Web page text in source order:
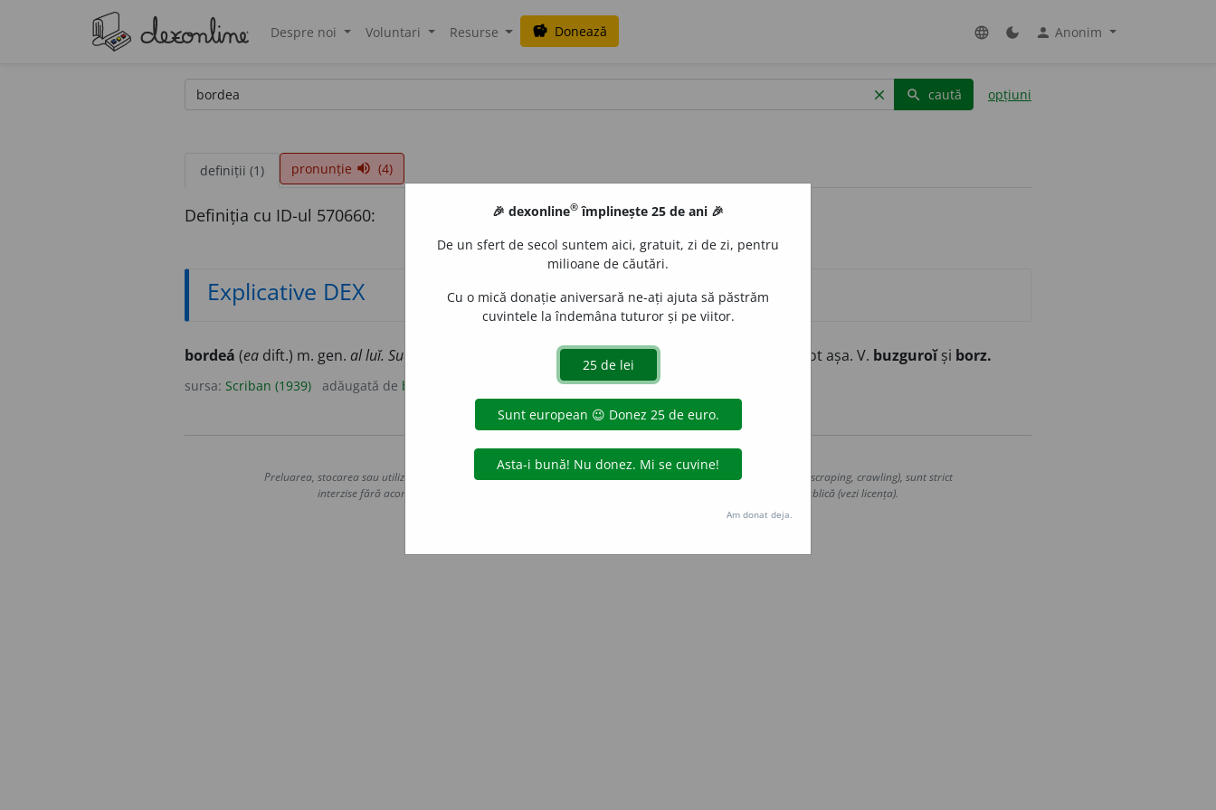
Despre noi Voluntari Resurse savings Donează language dark_mode person Anonim
clear search caută opțiuni
definiții (1) pronunție volume_up (4)
Definiția cu ID-ul 570660:
Explicative DEX
bordeá (ea dift.) m. gen. al luĭ. Sud. Monstru fabulos de speriat copiiĭ. În R.S. și pl. tot așa. V. buzguroĭși borz.
sursa: Scriban (1939) adăugată de blaurb.
Copyright © 2004-2026 dexonline (https://dexonline.ro)
Preluarea, stocarea sau utilizarea datelor de pe acest site, inclusiv prin orice metode de extragere automată (web scraping, crawling), sunt strict
interzise fără acordul nostru prealabil scris, cu excepția seturilor de date oferite oficial spre utilizare publică (vezi licența).
Hosterion
🎉 dexonline® împlinește 25 de ani 🎉
De un sfert de secol suntem aici, gratuit, zi de zi, pentru
milioane de căutări.
Cu o mică donație aniversară ne-ați ajuta să păstrăm
cuvintele la îndemâna tuturor și pe viitor.
Am donat deja.